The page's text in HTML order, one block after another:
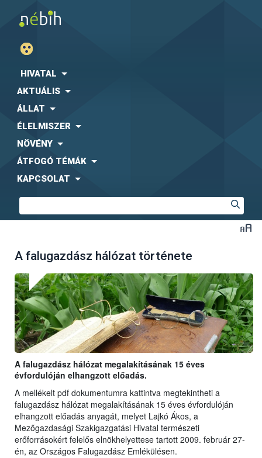
HIVATAL
AKTUÁLIS
ÁLLAT
ÉLELMISZER
NÖVÉNY
ÁTFOGÓ TÉMÁK
KAPCSOLAT
A falugazdász hálózat története
A falugazdász hálózat megalakításának 15 éves
évfordulóján elhangzott előadás.
A mellékelt pdf dokumentumra kattintva megtekintheti a
falugazdász hálózat megalakításának 15 éves évfordulóján
elhangzott előadás anyagát, melyet Lajkó Ákos, a
Mezőgazdasági Szakigazgatási Hivatal természeti
erőforrásokért felelős elnökhelyettese tartott 2009. február 27-
én, az Országos Falugazdász Emlékülésen.